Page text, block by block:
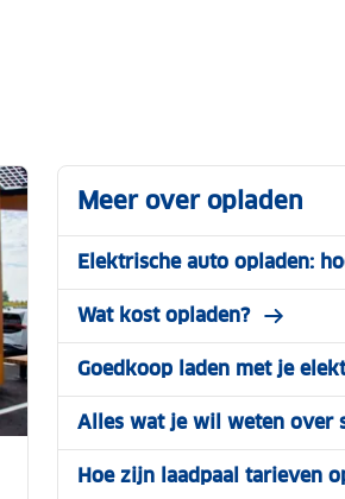
Meer over opladen
Elektrische auto opladen:
Wat kost opladen?
Goedkoop laden met je
Alles wat je wil weten over
Hoe zijn laadpaal tarieven